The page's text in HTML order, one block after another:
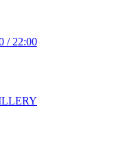
/ 22:00